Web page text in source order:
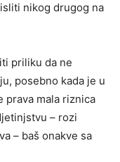
nikog drugog na
priliku da ne
posebno kada je u
prava mala riznica
– rozi
– baš onakve sa